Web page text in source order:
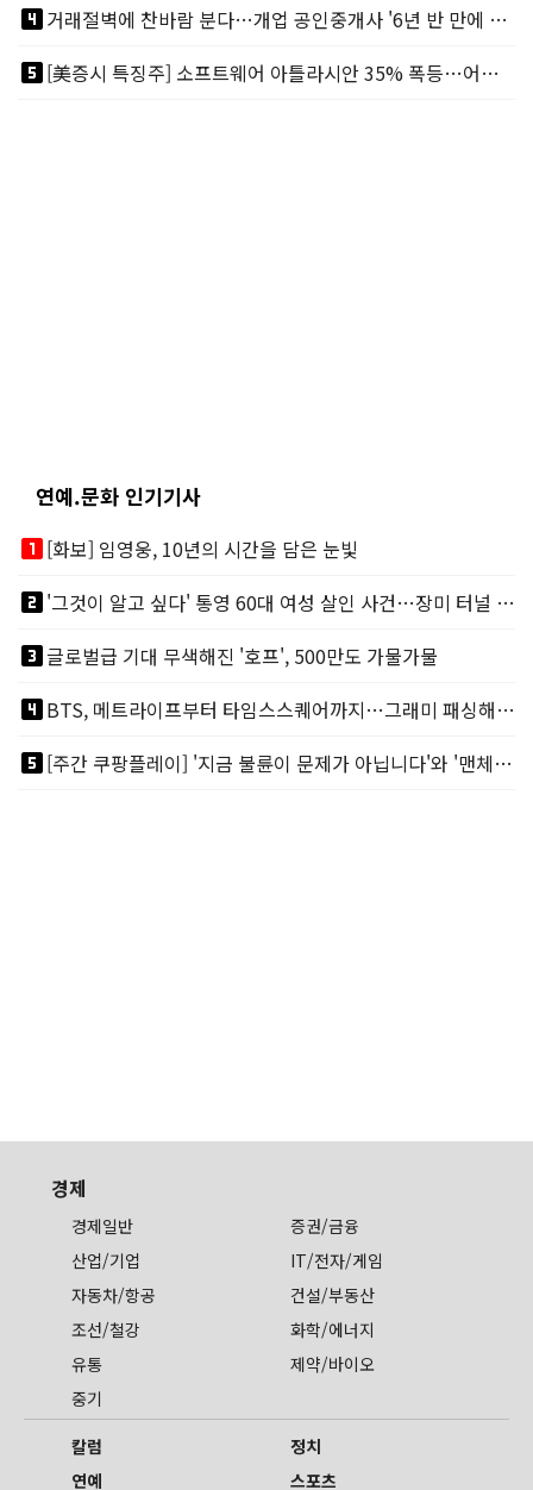
looks_4
거래절벽에 찬바람 분다…개업 공인중개사 '6년 반 만에 최저'
looks_5
[美증시 특징주] 소프트웨어 아틀라시안 35% 폭등…어닝서프, 투자의견 줄줄이 상향
연예.문화 인기기사
looks_one[화보] 임영웅, 10년의 시간을 담은 눈빛
looks_two
'그것이 알고 싶다' 통영 60대 여성 살인 사건…장미 터널 아래 킬러, 누구냐 넌?
looks_3글로벌급 기대 무색해진 '호프', 500만도 가물가물
looks_4
BTS, 메트라이프부터 타임스스퀘어까지…그래미 패싱해도 미 대륙 꿀꺽
looks_5
[주간 쿠팡플레이] '지금 불륜이 문제가 아닙니다'와 '맨체스터 시티 VS 아틀레티코 마드리드 빅매치'
경제
경제일반
증권/금융
산업/기업
IT/전자/게임
자동차/항공
건설/부동산
조선/철강
화학/에너지
유통
제약/바이오
중기
칼럼
정치
연예
스포츠